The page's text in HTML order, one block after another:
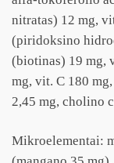
nitratas) 12 mg,
(piridoksino
(biotinas) 19 mg,
mg, vit. C 180
2,45 mg, cholino
Mikroelementai: